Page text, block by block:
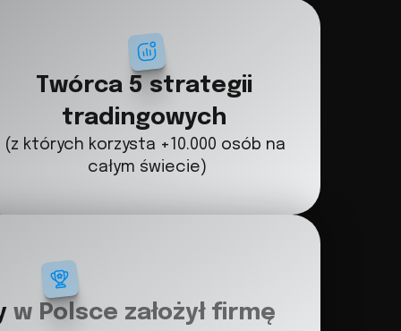
Twórca 5 strategii
tradingowych
(z których korzysta +10.000 osób na
całym świecie)